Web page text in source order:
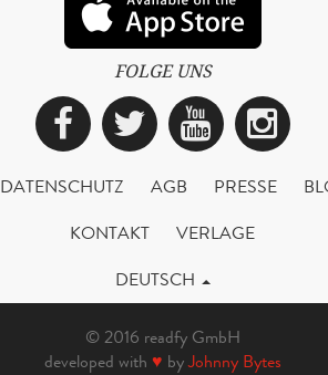
FOLGE UNS
Facebook
Twitter
DATENSCHUTZ AGB PRESSE
KONTAKT
VERLAGE
DEUTSCH
© 2016 readfy GmbH
developed with ♥ byJohnny Bytes